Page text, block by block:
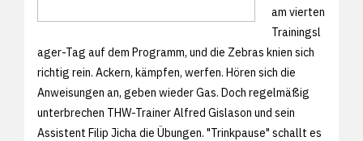
am vierten
Trainingsl
ager-Tag auf dem Programm, und die Zebras knien sich
richtig rein. Ackern, kämpfen, werfen. Hören sich die
Anweisungen an, geben wieder Gas. Doch regelmäßig
unterbrechen THW-Trainer Alfred Gislason und sein
Assistent Filip Jicha die Übungen. "Trinkpause" schallt es